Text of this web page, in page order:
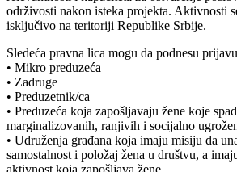
održivosti nakon isteka projekta. Aktivnosti
isključivo na teritoriji Republike Srbije.
Sledeća pravna lica mogu da podnesu
• Mikro preduzeća
• Zadruge
• Preduzetnik/ca
• Preduzeća koja zapošljavaju žene koje
marginalizovanih, ranjivih i socijalno
• Udruženja građana koja imaju misiju da
samostalnost i položaj žena u društvu, a
aktivnost koja zapošljava žene.